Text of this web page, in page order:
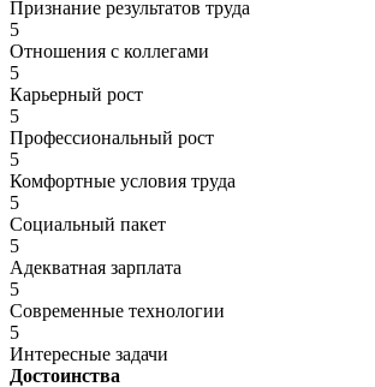
Признание результатов труда
5
Отношения с коллегами
5
Карьерный рост
5
Профессиональный рост
5
Комфортные условия труда
5
Социальный пакет
5
Адекватная зарплата
5
Современные технологии
5
Интересные задачи
Достоинства